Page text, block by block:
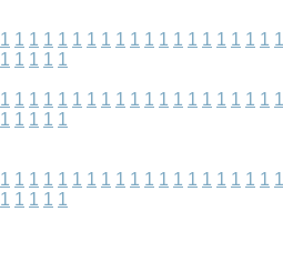
1 1 1 1 1 1 1 1 1 1 1 1 1 1 1 1 1 1 1 1
1 1 1 1 1
1 1 1 1 1 1 1 1 1 1 1 1 1 1 1 1 1 1 1 1
1 1 1 1 1
1 1 1 1 1 1 1 1 1 1 1 1 1 1 1 1 1 1 1 1
1 1 1 1 1